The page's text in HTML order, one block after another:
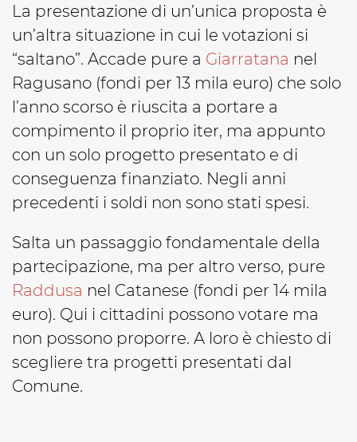
La presentazione di un’unica proposta è
un’altra situazione in cui le votazioni si
“saltano”. Accade pure a Giarratana nel
Ragusano (fondi per 13 mila euro) che solo
l’anno scorso è riuscita a portare a
compimento il proprio iter, ma appunto
con un solo progetto presentato e di
conseguenza finanziato. Negli anni
precedenti i soldi non sono stati spesi.
Salta un passaggio fondamentale della
partecipazione, ma per altro verso, pure
Raddusa nel Catanese (fondi per 14 mila
euro). Qui i cittadini possono votare ma
non possono proporre. A loro è chiesto di
scegliere tra progetti presentati dal
Comune.